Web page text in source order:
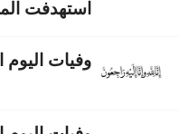
استهدفت
وفيات اليوم الأحد